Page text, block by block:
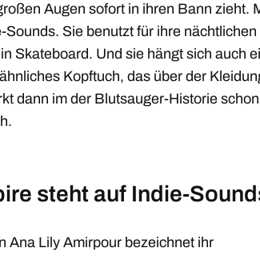
Augen sofort in ihren Bann zieht.
Sounds. Sie benutzt für ihre nächtlichen
Skateboard. Und sie hängt sich auch
Kopftuch, das über der
dann im der Blutsauger-Historie
steht auf Indie-
Ana Lily Amirpour bezeichnet ihr